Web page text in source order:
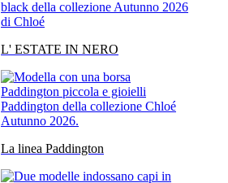
L' ESTATE IN NERO
La linea Paddington